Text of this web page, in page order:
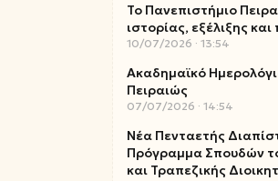
Το Πανεπιστήμιο
ιστορίας, εξέλιξης
10/07/2026 13:54
Ακαδημαϊκό
Πειραιώς
07/07/2026 14:54
Νέα Πενταετής
Πρόγραμμα Σπουδών
και Τραπεζικής